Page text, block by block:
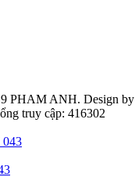
PHAM ANH. Design by
truy cập: 416302
043